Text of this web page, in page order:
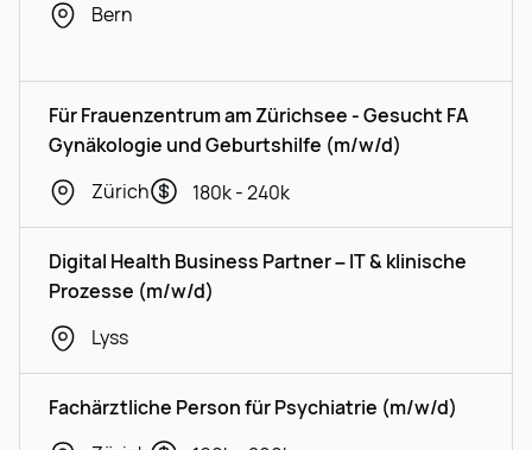
Bern
Für Frauenzentrum am Zürichsee - Gesucht FA
Gynäkologie und Geburtshilfe (m/w/d)
Zürich
180k - 240k
Digital Health Business Partner – IT & klinische
Prozesse (m/w/d)
Lyss
Fachärztliche Person für Psychiatrie (m/w/d)